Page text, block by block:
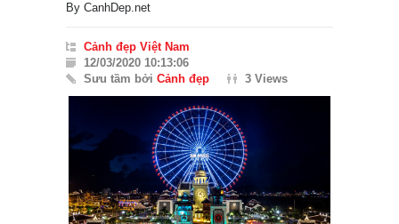
By CanhDep.net
Cảnh đẹp Việt Nam
12/03/2020 10:13:06
Sưu tầm bởi Cảnh đẹp 3 Views